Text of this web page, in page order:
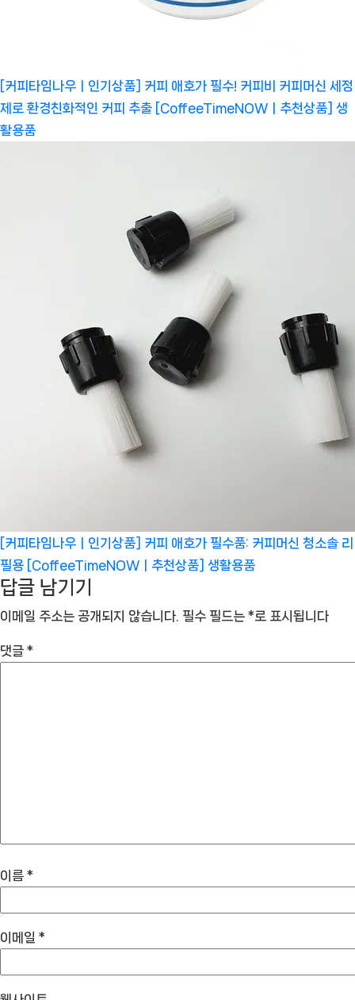
[커피타임나우ㅣ인기상품] 커피 애호가 필수! 커피비 커피머신 세정
제로 환경친화적인 커피 추출 [CoffeeTimeNOWㅣ추천상품] 생
활용품
[커피타임나우ㅣ인기상품] 커피 애호가 필수품: 커피머신 청소솔 리
필용 [CoffeeTimeNOWㅣ추천상품] 생활용품
답글 남기기
이메일 주소는 공개되지 않습니다. 필수 필드는 *로 표시됩니다
댓글 *
이름 *
이메일 *